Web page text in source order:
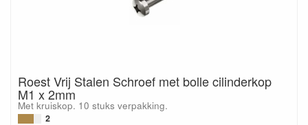
Roest Vrij Stalen Schroef met bolle cilinderkop
M1 x 2mm
Met kruiskop. 10 stuks verpakking.
2